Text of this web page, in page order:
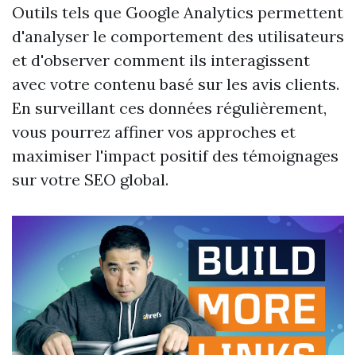
Outils tels que Google Analytics permettent
d'analyser le comportement des utilisateurs
et d'observer comment ils interagissent
avec votre contenu basé sur les avis clients.
En surveillant ces données régulièrement,
vous pourrez affiner vos approches et
maximiser l'impact positif des témoignages
sur votre SEO global.